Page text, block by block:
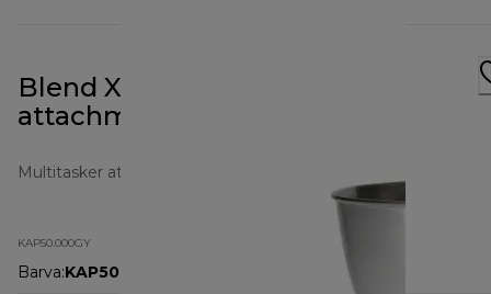
Blend Xtract 2Go Prospero+
attachment KAP50.000GY
Multitasker attachments
KAP50.000GY
Barva:KAP50.000GY